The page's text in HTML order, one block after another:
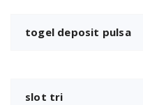
togel deposit pulsa
slot tri